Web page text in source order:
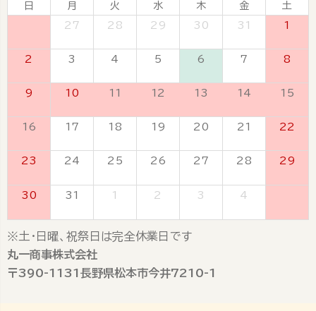
日 月 火 水 木 金
土
27 28 29 30 31 1
2 3 4 5 6 7 8
9 10 11 12 13 14 15
16 17 18 19 20 21 22
23 24 25 26 27 28 29
30 31 1 2 3 4
※土・日曜、祝祭日は完全休業日です
丸一商事株式会社
〒390-1131長野県松本市今井7210-1